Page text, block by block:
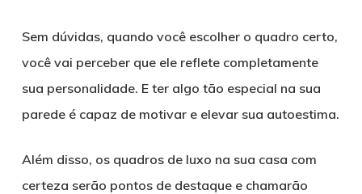
Sem dúvidas, quando você escolher o quadro certo,
você vai perceber que ele reflete completamente
sua personalidade. E ter algo tão especial na sua
parede é capaz de motivar e elevar sua autoestima.
Além disso, os quadros de luxo na sua casa com
certeza serão pontos de destaque e chamarão